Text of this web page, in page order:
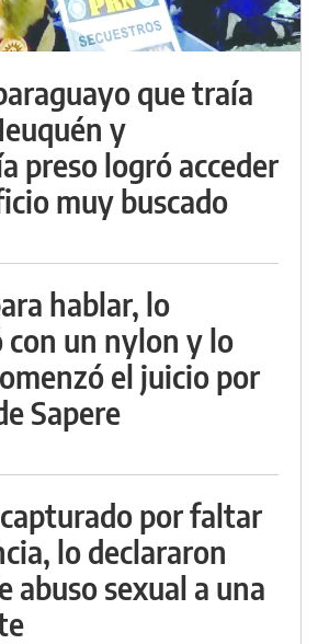
que traía
y
preso logró acceder
muy buscado
hablar, lo
un nylon y lo
el juicio por
Sapere
por faltar
lo declararon
abuso sexual a una